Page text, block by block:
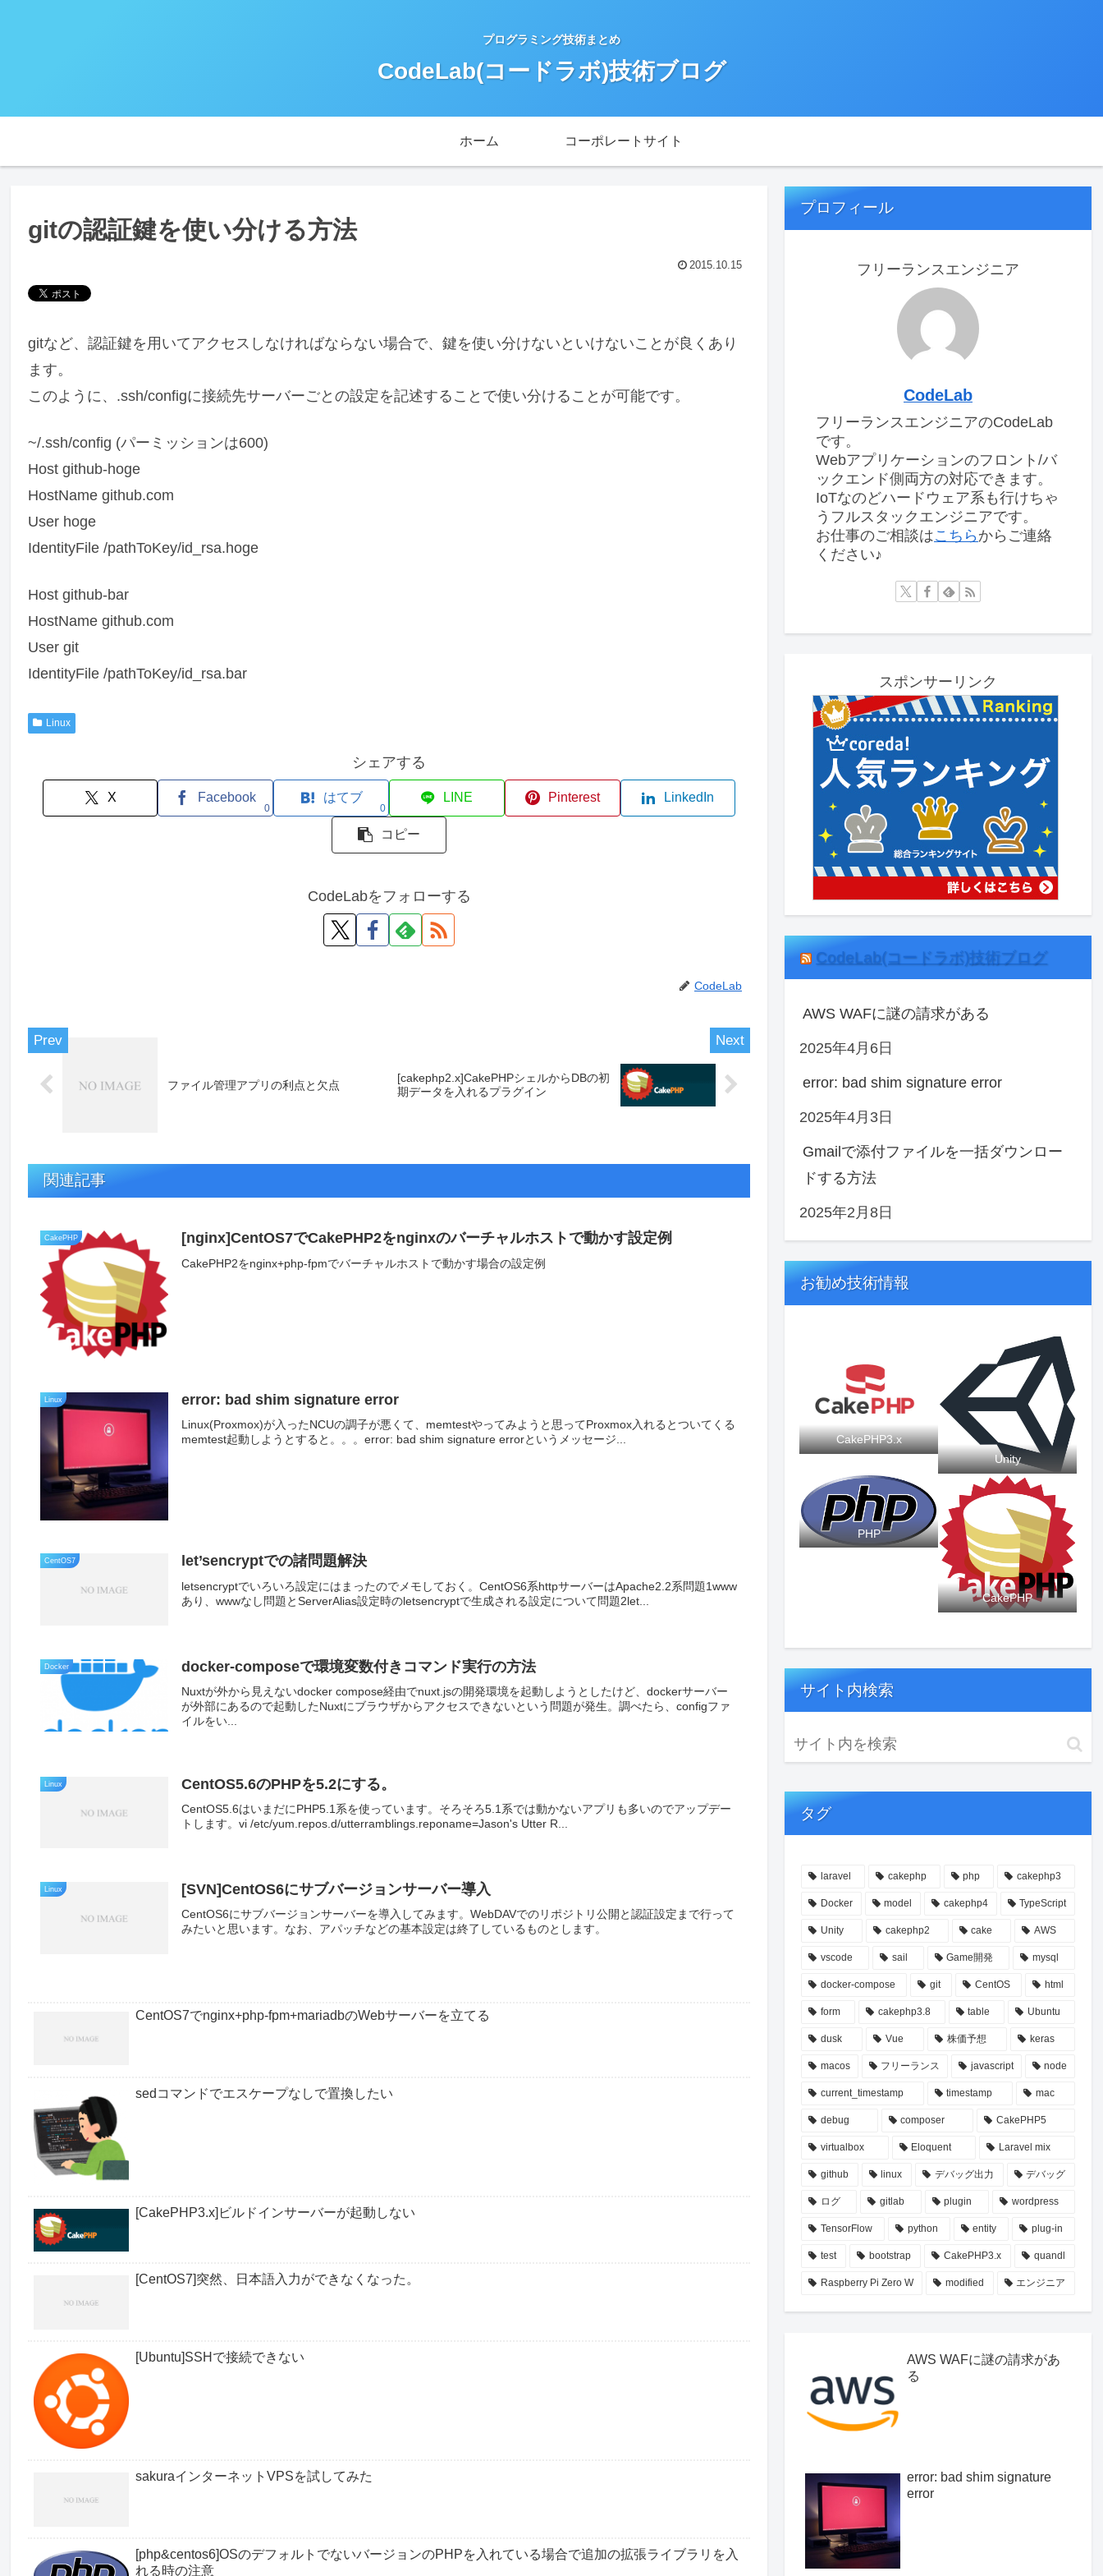
プログラミング技術まとめ
CodeLab(コードラボ)技術ブログ
ホーム コーポレートサイト
gitの認証鍵を使い分ける方法
2015.10.15
gitなど、認証鍵を用いてアクセスしなければならない場合で、鍵を使い分けないといけないことが良くあり
ます。
このように、.ssh/configに接続先サーバーごとの設定を記述することで使い分けることが可能です。
~/.ssh/config (パーミッションは600)
Host github-hoge
HostName github.com
User hoge
IdentityFile /pathToKey/id_rsa.hoge
Host github-bar
HostName github.com
User git
IdentityFile /pathToKey/id_rsa.bar
Linux
シェアする
X Facebook
0
はてブ
0
LINE Pinterest LinkedIn
コピー
CodeLabをフォローする
CodeLab
ファイル管理アプリの利点と欠点
[cakephp2.x]CakePHPシェルからDBの初
期データを入れるプラグイン
関連記事
CakePHP [nginx]CentOS7でCakePHP2をnginxのバーチャルホストで動かす設定例
CakePHP2をnginx+php-fpmでバーチャルホストで動かす場合の設定例
Linux error: bad shim signature error
Linux(Proxmox)が入ったNCUの調子が悪くて、memtestやってみようと思ってProxmox入れるとついてくる
memtest起動しようとすると。。。error: bad shim signature errorというメッセージ...
CentOS7 let’sencryptでの諸問題解決
letsencryptでいろいろ設定にはまったのでメモしておく。CentOS6系httpサーバーはApache2.2系問題1www
あり、wwwなし問題とServerAlias設定時のletsencryptで生成される設定について問題2let...
Docker docker-composeで環境変数付きコマンド実行の方法
Nuxtが外から見えないdocker compose経由でnuxt.jsの開発環境を起動しようとしたけど、dockerサーバー
が外部にあるので起動したNuxtにブラウザからアクセスできないという問題が発生。調べたら、configファ
イルをい...
Linux CentOS5.6のPHPを5.2にする。
CentOS5.6はいまだにPHP5.1系を使っています。そろそろ5.1系では動かないアプリも多いのでアップデー
トします。vi /etc/yum.repos.d/utterramblings.reponame=Jason's Utter R...
Linux [SVN]CentOS6にサブバージョンサーバー導入
CentOS6にサブバージョンサーバーを導入してみます。WebDAVでのリポジトリ公開と認証設定まで行って
みたいと思います。なお、アパッチなどの基本設定は終了しているものとします。
CentOS7でnginx+php-fpm+mariadbのWebサーバーを立てる
sedコマンドでエスケープなしで置換したい
[CakePHP3.x]ビルドインサーバーが起動しない
[CentOS7]突然、日本語入力ができなくなった。
[Ubuntu]SSHで接続できない
sakuraインターネットVPSを試してみた
[php&centos6]OSのデフォルトでないバージョンのPHPを入れている場合で追加の拡張ライブラリを入
れる時の注意
プロフィール
フリーランスエンジニア
CodeLab
フリーランスエンジニアのCodeLab
です。
Webアプリケーションのフロント/バ
ックエンド側両方の対応できます。
IoTなのどハードウェア系も行けちゃ
うフルスタックエンジニアです。
お仕事のご相談はこちら からご連絡
ください♪
スポンサーリンク
CodeLab(コードラボ)技術ブログ
AWS WAFに謎の請求がある
2025年4月6日
error: bad shim signature error
2025年4月3日
Gmailで添付ファイルを一括ダウンロー
ドする方法
2025年2月8日
お勧め技術情報
CakePHP3.x
Unity
PHP
CakePHP
サイト内検索
タグ
laravel cakephp php cakephp3
Docker model cakephp4 TypeScript
Unity cakephp2 cake AWS
vscode sail Game開発 mysql
docker-compose git CentOS html
form cakephp3.8 table Ubuntu
dusk Vue 株価予想 keras
macos フリーランス javascript node
current_timestamp timestamp mac
debug composer CakePHP5
virtualbox Eloquent Laravel mix
github linux デバッグ出力 デバッグ
ログ gitlab plugin wordpress
TensorFlow python entity plug-in
test bootstrap CakePHP3.x quandl
Raspberry Pi Zero W modified エンジニア
AWS WAFに謎の請求があ
る
error: bad shim signature
error